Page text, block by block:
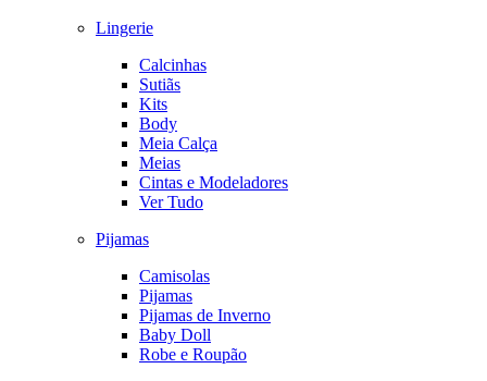
Lingerie
Calcinhas
Sutiãs
Kits
Body
Meia Calça
Meias
Cintas e Modeladores
Ver Tudo
Pijamas
Camisolas
Pijamas
Pijamas de Inverno
Baby Doll
Robe e Roupão